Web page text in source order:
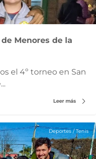
Menores de la
el 4º torneo en San
Leer más
Deportes / Tenis